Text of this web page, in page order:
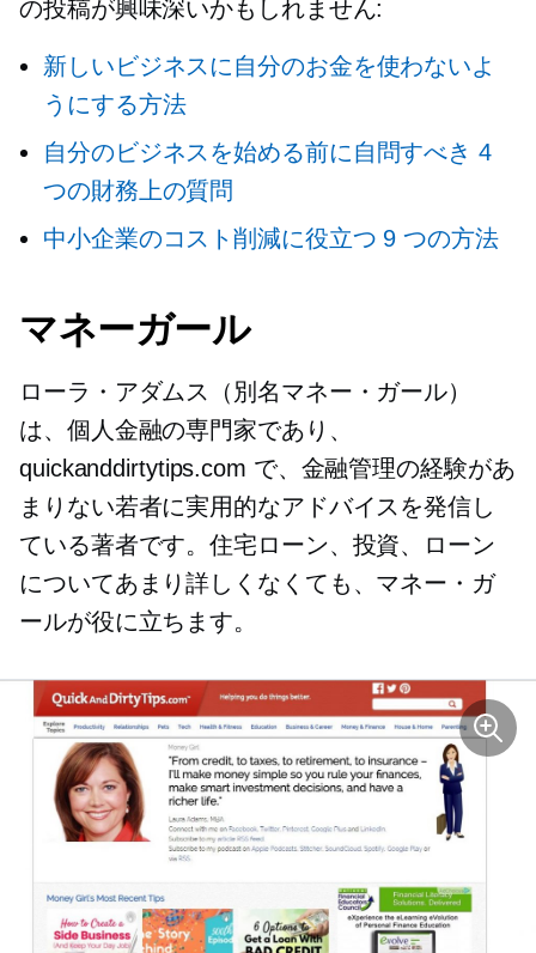
の投稿が興味深いかもしれません:
新しいビジネスに自分のお金を使わないよ
うにする方法
自分のビジネスを始める前に自問すべき 4
つの財務上の質問
中小企業のコスト削減に役立つ 9 つの方法
マネーガール
ローラ・アダムス（別名マネー・ガール）
は、個人金融の専門家であり、
quickanddirtytips.com で、金融管理の経験があ
まりない若者に実用的なアドバイスを発信し
ている著者です。住宅ローン、投資、ローン
についてあまり詳しくなくても、マネー・ガ
ールが役に立ちます。